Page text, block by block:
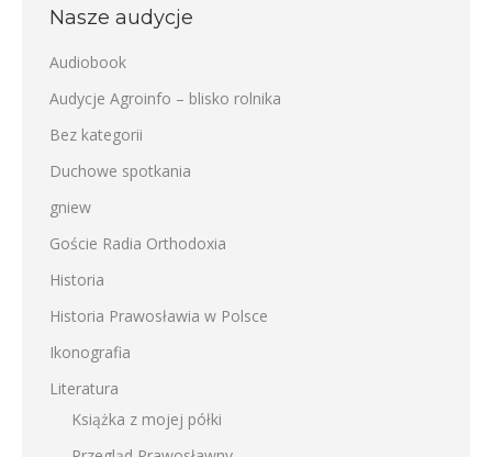
Nasze audycje
Audiobook
Audycje Agroinfo – blisko rolnika
Bez kategorii
Duchowe spotkania
gniew
Goście Radia Orthodoxia
Historia
Historia Prawosławia w Polsce
Ikonografia
Literatura
Książka z mojej półki